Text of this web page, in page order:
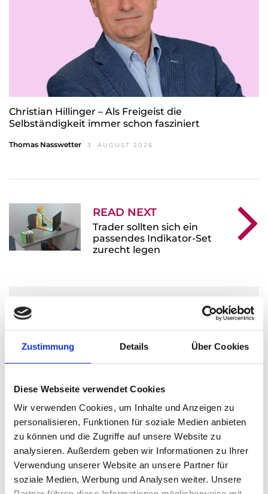
Zustimmung Details Über Cookies
Diese Webseite verwendet Cookies
Wir verwenden Cookies, um Inhalte und Anzeigen zu
personalisieren, Funktionen für soziale Medien anbieten
zu können und die Zugriffe auf unsere Website zu
analysieren. Außerdem geben wir Informationen zu Ihrer
Verwendung unserer Website an unsere Partner für
soziale Medien, Werbung und Analysen weiter. Unsere
Christian Hillinger – Als Freigeist die
Selbständigkeit immer schon fasziniert
Thomas Nasswetter 3. AUGUST 2026
READ NEXT
Trader sollten sich ein
passendes Indikator-Set
zurecht legen
Leave A Reply
Ihre E-Mail-Adresse wird nicht veröffentlicht.
Erforderliche Felder sind mit * markiert.